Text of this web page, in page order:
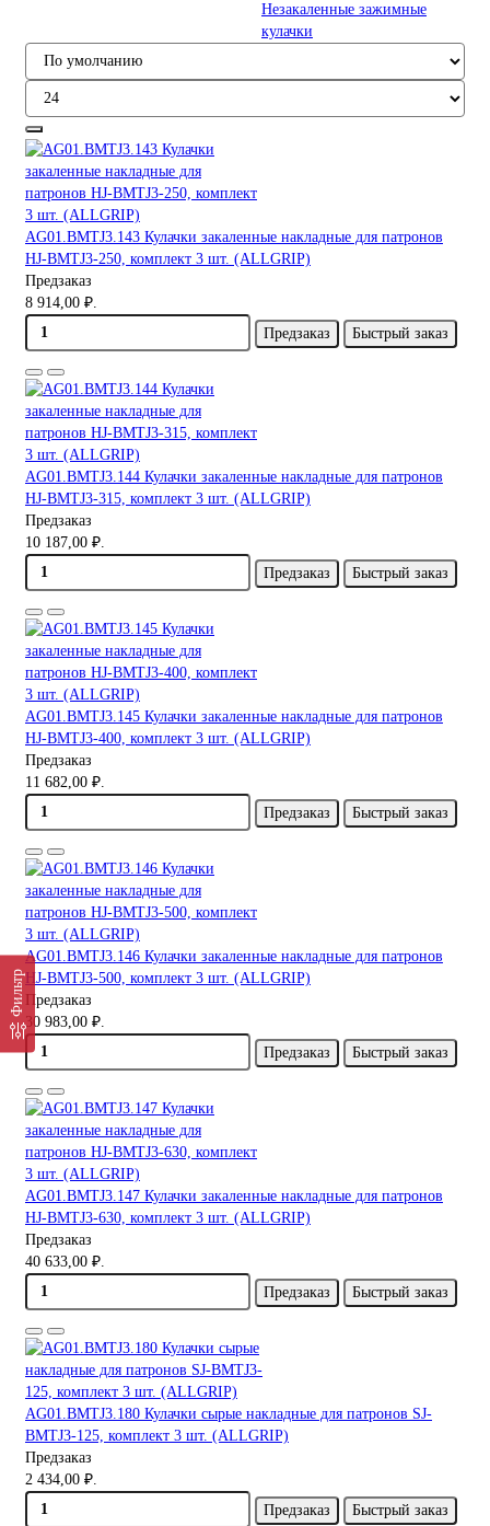
Фильтр
Незакаленные зажимные
кулачки
AG01.BMTJ3.143 Кулачки закаленные накладные для патронов
HJ-BMTJ3-250, комплект 3 шт. (ALLGRIP)
Предзаказ
8 914,00 ₽.
Предзаказ
Быстрый заказ
AG01.BMTJ3.144 Кулачки закаленные накладные для патронов
HJ-BMTJ3-315, комплект 3 шт. (ALLGRIP)
Предзаказ
10 187,00 ₽.
Предзаказ
Быстрый заказ
AG01.BMTJ3.145 Кулачки закаленные накладные для патронов
HJ-BMTJ3-400, комплект 3 шт. (ALLGRIP)
Предзаказ
11 682,00 ₽.
Предзаказ
Быстрый заказ
AG01.BMTJ3.146 Кулачки закаленные накладные для патронов
HJ-BMTJ3-500, комплект 3 шт. (ALLGRIP)
Предзаказ
30 983,00 ₽.
Предзаказ
Быстрый заказ
AG01.BMTJ3.147 Кулачки закаленные накладные для патронов
HJ-BMTJ3-630, комплект 3 шт. (ALLGRIP)
Предзаказ
40 633,00 ₽.
Предзаказ
Быстрый заказ
AG01.BMTJ3.180 Кулачки сырые накладные для патронов SJ-
BMTJ3-125, комплект 3 шт. (ALLGRIP)
Предзаказ
2 434,00 ₽.
Предзаказ
Быстрый заказ